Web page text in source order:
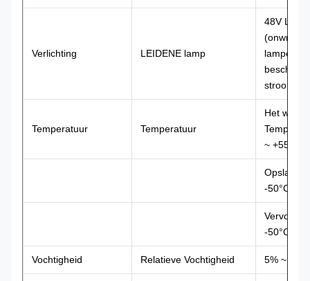
Verlichting LEIDENE lamp
48V
lampen,
Temperatuur Temperatuur
Het werk
~ +55°C
-50°C ~ +
-50°C ~
Vochtigheid Relatieve Vochtigheid 5% ~